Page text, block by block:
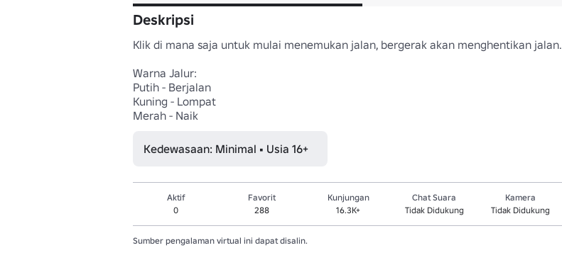
Deskripsi
Klik di mana saja untuk mulai menemukan jalan, bergerak akan menghentikan jalan.
Warna Jalur:
Putih - Berjalan
Kuning - Lompat
Merah - Naik
Kedewasaan: Minimal • Usia 16+
Aktif
0
Favorit
288
Kunjungan
16.3K+
Chat Suara
Tidak Didukung
Kamera
Tidak Didukung
Sumber pengalaman virtual ini dapat disalin.